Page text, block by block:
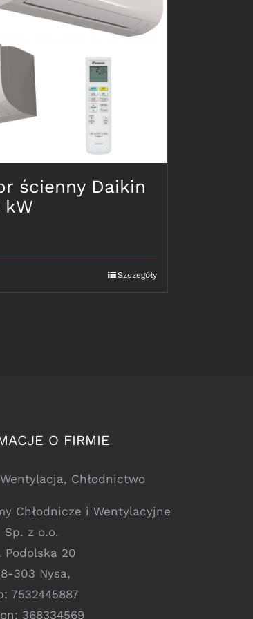
ścienny Daikin
kW
Szczegóły
O FIRMIE
Chłodnictwo
Chłodnicze i Wentylacyjne
Sp. z o.o.
Podolska 20
303 Nysa,
7532445887
368334569